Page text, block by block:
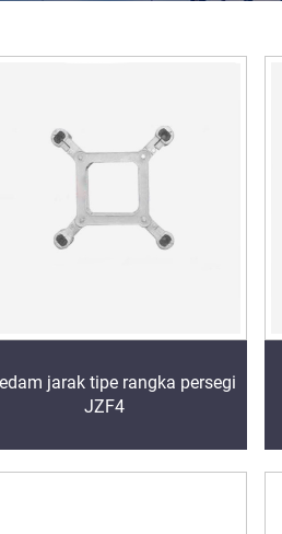
jarak tipe rangka persegi
JZF4